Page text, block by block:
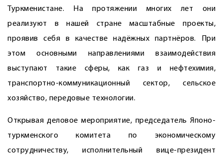
Туркменистане. На протяжении многих лет они
реализуют в нашей стране масштабные проекты,
проявив себя в качестве надёжных партнёров. При
этом основными направлениями взаимодействия
выступают такие сферы, как газ и нефтехимия,
транспортно-коммуникационный сектор, сельское
хозяйство, передовые технологии.
Открывая деловое мероприятие, председатель Японо-
туркменского комитета по экономическому
сотрудничеству, исполнительный вице-президент